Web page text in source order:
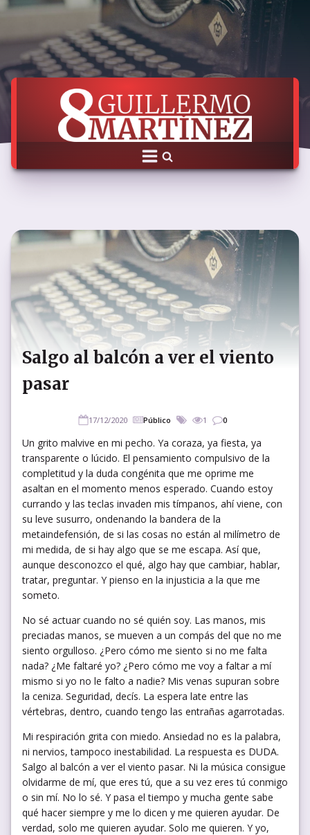
Salgo al balcón a ver el viento
pasar
17/12/2020 Público 1 0
Un grito malvive en mi pecho. Ya coraza, ya fiesta, ya
transparente o lúcido. El pensamiento compulsivo de la
completitud y la duda congénita que me oprime me
asaltan en el momento menos esperado. Cuando estoy
currando y las teclas invaden mis tímpanos, ahí viene, con
su leve susurro, ondenando la bandera de la
metaindefensión, de si las cosas no están al milímetro de
mi medida, de si hay algo que se me escapa. Así que,
aunque desconozco el qué, algo hay que cambiar, hablar,
tratar, preguntar. Y pienso en la injusticia a la que me
someto.
No sé actuar cuando no sé quién soy. Las manos, mis
preciadas manos, se mueven a un compás del que no me
siento orgulloso. ¿Pero cómo me siento si no me falta
nada? ¿Me faltaré yo? ¿Pero cómo me voy a faltar a mí
mismo si yo no le falto a nadie? Mis venas supuran sobre
la ceniza. Seguridad, decís. La espera late entre las
vértebras, dentro, cuando tengo las entrañas agarrotadas.
Mi respiración grita con miedo. Ansiedad no es la palabra,
ni nervios, tampoco inestabilidad. La respuesta es DUDA.
Salgo al balcón a ver el viento pasar. Ni la música consigue
olvidarme de mí, que eres tú, que a su vez eres tú conmigo
o sin mí. No lo sé. Y pasa el tiempo y mucha gente sabe
qué hacer siempre y me lo dicen y me quieren ayudar. De
verdad, solo me quieren ayudar. Solo me quieren. Y yo,